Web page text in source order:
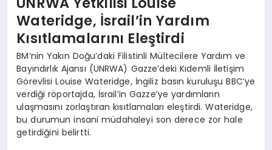
Wateridge, İsrail’in Yardım
Kısıtlamalarını Eleştirdi
BM’nin Yakın Doğu’daki Filistinli Mültecilere Yardım ve
Bayındırlık Ajansı (UNRWA) Gazze’deki Kıdemli İletişim
Görevlisi Louise Wateridge, İngiliz basın kuruluşu BBC’ye
verdiği röportajda, İsrail’in Gazze’ye yardımların
ulaşmasını zorlaştıran kısıtlamaları eleştirdi. Wateridge,
bu durumun insani müdahaleyi son derece zor hale
getirdiğini belirtti.